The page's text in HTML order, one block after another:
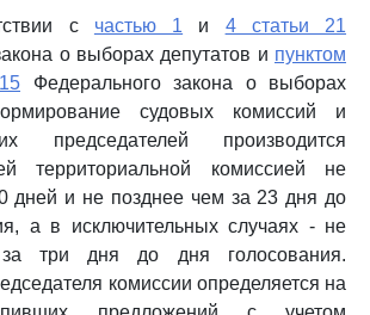
с частью 1 и 4 статьи 21
о выборах депутатов и пунктом
Федерального закона о выборах
судовых комиссий и
председателей производится
территориальной комиссией не
дней и не позднее чем за 23 дня до
а в исключительных случаях - не
три дня до дня голосования.
комиссии определяется на